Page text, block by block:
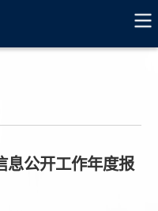
息公开工作年度报